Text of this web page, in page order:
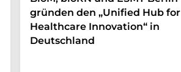
gründen den „Unified Hub for
Healthcare Innovation“ in
Deutschland